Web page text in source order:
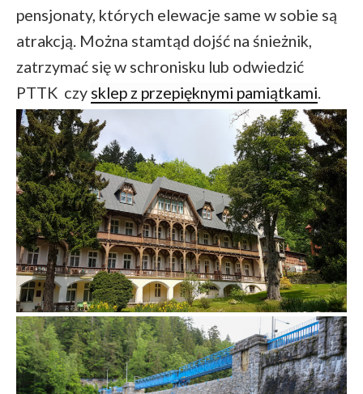
pensjonaty, których elewacje same w sobie są
atrakcją. Można stamtąd dojść na śnieżnik,
zatrzymać się w schronisku lub odwiedzić
PTTK czy sklep z przepięknymi pamiątkami.